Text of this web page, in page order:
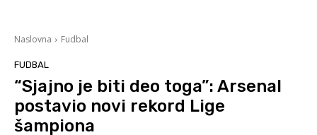
Naslovna Fudbal
FUDBAL
“Sjajno je biti deo toga”: Arsenal
postavio novi rekord Lige
šampiona